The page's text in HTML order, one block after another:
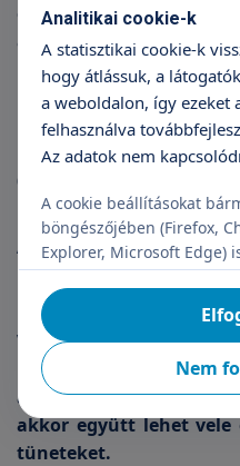
együttműködésével
anamnézis felvételéből,
ultrahang vizsgálatból
Kezelés
Minthogy a problémák
(cukor) bevitel
ha azt szabályozzuk,
Az inzulinrezisztencia
Esetleg metfromin
mindig az orvos
Valójában azt kell
inzulinrezisztens
a szervezetében zajló
akkor együtt lehet vele
tüneteket.
Analitikai cookie-k
A statisztikai cookie-k
hogy átlássuk, a
a weboldalon, így ezeket
felhasználva
Az adatok nem
A cookie beállításokat
böngészőjében (Firefox,
Explorer, Microsoft Edge)
Nem